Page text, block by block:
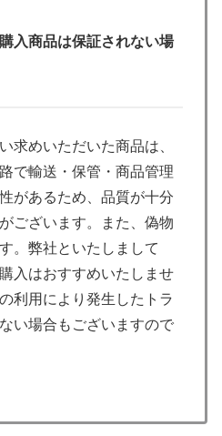
入商品は保証されない場
求めいただいた商品は、
で輸送・保管・商品管理
があるため、品質が十分
ございます。また、偽物
。弊社といたしまして
入はおすすめいたしませ
利用により発生したトラ
い場合もございますので